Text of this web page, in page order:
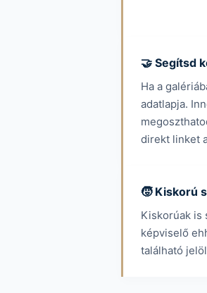
🤝 Segítsd
Ha a
adatlapja.
direkt linket
🧒 Kiskorú
Kiskorúak is
képviselő
található